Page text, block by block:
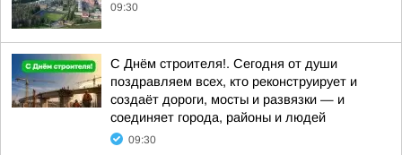
09:30
С Днём строителя!. Сегодня от души
поздравляем всех, кто реконструирует и
создаёт дороги, мосты и развязки — и
соединяет города, районы и людей
09:30